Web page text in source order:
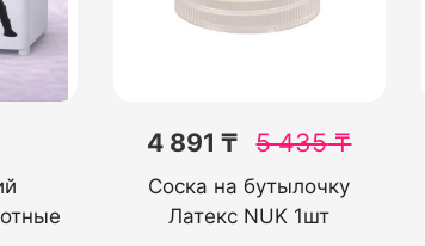
4 891 ₸ 5 435₸
Соска на бутылочку
Латекс NUK 1шт